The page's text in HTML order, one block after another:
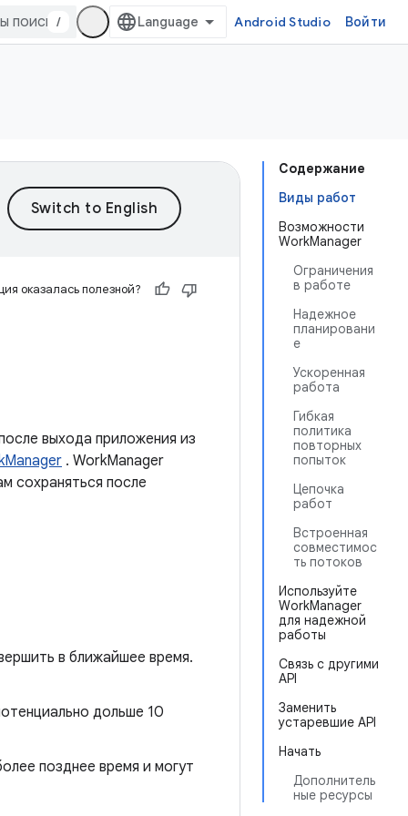
/ Android Studio Войти
Содержание
Виды работ
Возможности
WorkManager
Ограничения
в работе
Надежное
планировани
е
Ускоренная
работа
Гибкая
политика
повторных
попыток
Цепочка
работ
Встроенная
совместимос
ть потоков
Используйте
WorkManager
для надежной
работы
Связь с другими
API
Заменить
устаревшие API
Начать
Дополнитель
ные ресурсы
оказалась полезной?
выхода приложения из
. WorkManager
сохраняться после
в ближайшее время.
дольше 10
позднее время и могут